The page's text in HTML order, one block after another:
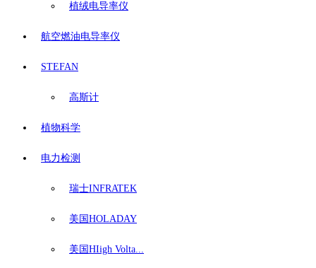
植绒电导率仪
航空燃油电导率仪
STEFAN
高斯计
植物科学
电力检测
瑞士INFRATEK
美国HOLADAY
美国HIigh Volta...